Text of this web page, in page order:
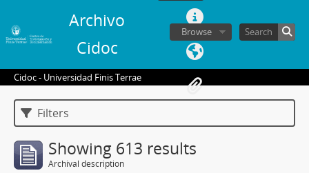
Archivo
Cidoc
Browse
Cidoc - Universidad Finis Terrae
Filters
Showing 613 results
Archival description